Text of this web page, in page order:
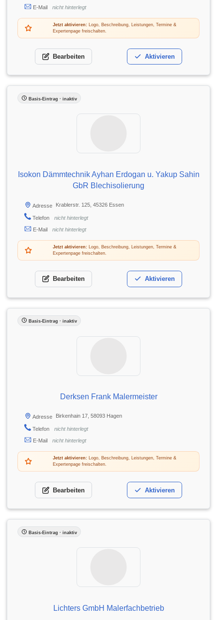
E-Mail nicht hinterlegt
Jetzt aktivieren:Logo, Beschreibung, Leistungen, Termine &
Expertenpage freischalten.
Bearbeiten Aktivieren
Basis-Eintrag · inaktiv
Isokon Dämmtechnik Ayhan Erdogan u. Yakup Sahin
GbR Blechisolierung
Adresse Krablerstr. 125, 45326 Essen
Telefon
nicht hinterlegt
E-Mail
nicht hinterlegt
Jetzt aktivieren:Logo, Beschreibung, Leistungen, Termine &
Expertenpage freischalten.
Bearbeiten Aktivieren
Basis-Eintrag · inaktiv
Derksen Frank Malermeister
Adresse Birkenhain 17, 58093 Hagen
Telefon
nicht hinterlegt
E-Mail
nicht hinterlegt
Jetzt aktivieren:Logo, Beschreibung, Leistungen, Termine &
Expertenpage freischalten.
Bearbeiten Aktivieren
Basis-Eintrag · inaktiv
Lichters GmbH Malerfachbetrieb